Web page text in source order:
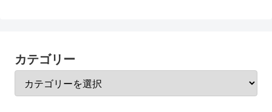
カテゴリー